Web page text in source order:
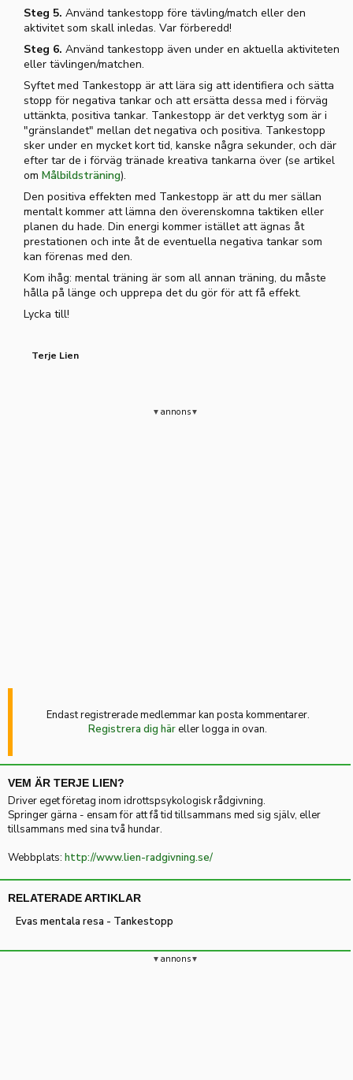
Steg 5. Använd tankestopp före tävling/match eller den
aktivitet som skall inledas. Var förberedd!
Steg 6. Använd tankestopp även under en aktuella aktiviteten
eller tävlingen/matchen.
Syftet med Tankestopp är att lära sig att identifiera och sätta
stopp för negativa tankar och att ersätta dessa med i förväg
uttänkta, positiva tankar. Tankestopp är det verktyg som är i
"gränslandet" mellan det negativa och positiva. Tankestopp
sker under en mycket kort tid, kanske några sekunder, och där
efter tar de i förväg tränade kreativa tankarna över (se artikel
om Målbildsträning).
Den positiva effekten med Tankestopp är att du mer sällan
mentalt kommer att lämna den överenskomna taktiken eller
planen du hade. Din energi kommer istället att ägnas åt
prestationen och inte åt de eventuella negativa tankar som
kan förenas med den.
Kom ihåg: mental träning är som all annan träning, du måste
hålla på länge och upprepa det du gör för att få effekt.
Lycka till!
Terje Lien
annons
Endast registrerade medlemmar kan posta kommentarer.
Registrera dig häreller logga in ovan.
VEM ÄR TERJE LIEN?
Driver eget företag inom idrottspsykologisk rådgivning.
Springer gärna - ensam för att få tid tillsammans med sig själv, eller
tillsammans med sina två hundar.
Webbplats: http://www.lien-radgivning.se/
RELATERADE ARTIKLAR
Evas mentala resa - Tankestopp
annons